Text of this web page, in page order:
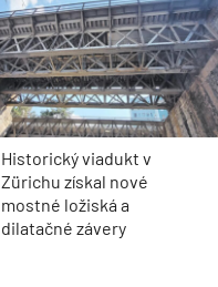
Historický viadukt v
Zürichu získal nové
mostné ložiská a
dilatačné závery